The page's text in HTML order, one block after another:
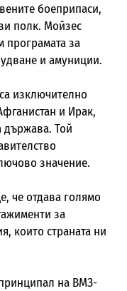
боеприпаси,
полк. Мойзес
програмата за
и амуниции.
изключително
и Ирак,
държава. Той
значение.
че отдава голямо
за
които страната ни
на ВМЗ-